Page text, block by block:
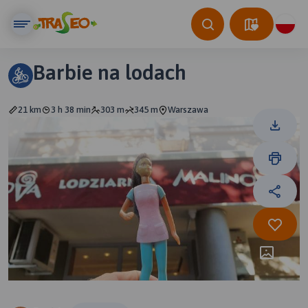
Barbie na lodach
21 km 3 h 38 min 303 m 345 m Warszawa